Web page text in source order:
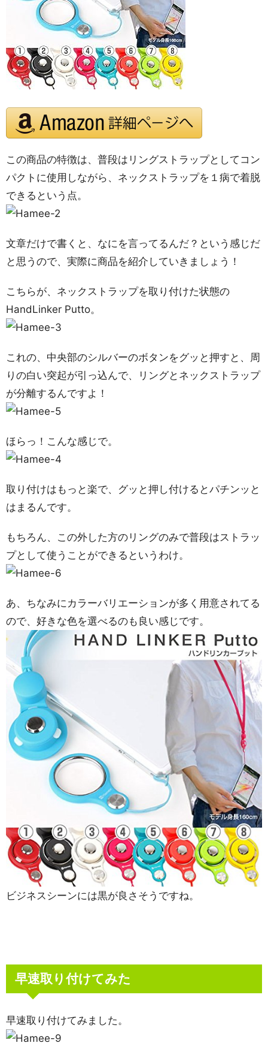
この商品の特徴は、普段はリングストラップとしてコン
パクトに使用しながら、ネックストラップを１病で着脱
できるという点。
文章だけで書くと、なにを言ってるんだ？という感じだ
と思うので、実際に商品を紹介していきましょう！
こちらが、ネックストラップを取り付けた状態の
HandLinker Putto。
これの、中央部のシルバーのボタンをグッと押すと、周
りの白い突起が引っ込んで、リングとネックストラップ
が分離するんですよ！
ほらっ！こんな感じで。
取り付けはもっと楽で、グッと押し付けるとパチンッと
はまるんです。
もちろん、この外した方のリングのみで普段はストラッ
プとして使うことができるというわけ。
あ、ちなみにカラーバリエーションが多く用意されてる
ので、好きな色を選べるのも良い感じです。
ビジネスシーンには黒が良さそうですね。
早速取り付けてみた
早速取り付けてみました。